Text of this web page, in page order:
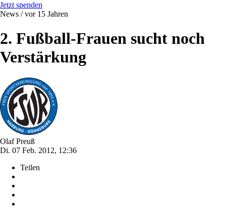
Jetzt spenden
News /vor 15 Jahren
2. Fußball-Frauen sucht noch
Verstärkung
Olaf Preuß
Di. 07 Feb. 2012, 12:36
Teilen